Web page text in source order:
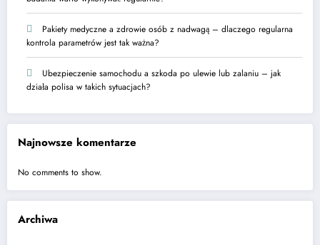
Pakiety medyczne a zdrowie osób z nadwagą – dlaczego regularna
kontrola parametrów jest tak ważna?
Ubezpieczenie samochodu a szkoda po ulewie lub zalaniu – jak
działa polisa w takich sytuacjach?
Najnowsze komentarze
No comments to show.
Archiwa